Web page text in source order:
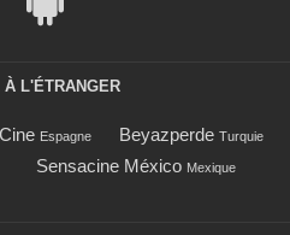
L'ÉTRANGER
Espagne Beyazperde Turquie
Sensacine México Mexique